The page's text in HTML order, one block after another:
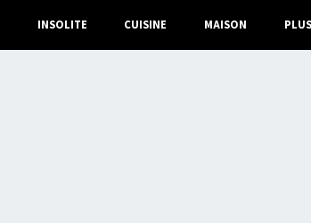
INSOLITE CUISINE MAISON PLUS